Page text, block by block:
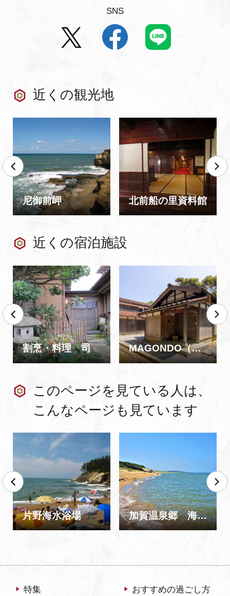
SNS
近くの観光地
尼御前岬 北前船の里資料館
近くの宿泊施設
割烹・料理 司 MAGONDO（MAGOICHI・MAGONI・MAGOSAN）
このページを見ている人は、
こんなページも見ています
片野海水浴場 加賀温泉郷 海水浴場
特集 おすすめの過ごし方